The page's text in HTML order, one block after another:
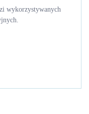
wykorzystywanych